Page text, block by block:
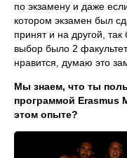
по экзамену и даже
котором экзамен был
принят и на другой,
выбор было 2
нравится, думаю это
Мы знаем, что ты
программой Erasmus
этом опыте?